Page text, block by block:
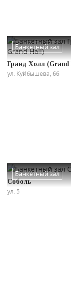
Банкетный зал
Гранд Холл
ул. Куйбышева, 66
Банкетный зал
Соболь
ул. 5